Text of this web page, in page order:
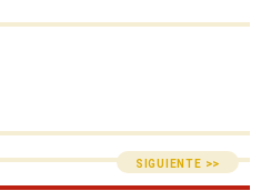
SIGUIENTE >>